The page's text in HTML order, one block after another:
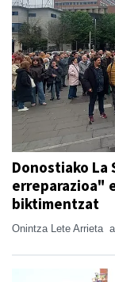
Donostiako La
erreparazioa"
biktimentzat
Onintza Lete Arrieta